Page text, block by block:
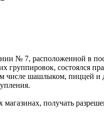
№ 7, расположенной в
группировок, состоялся
числе шашлыком, пиццей и
получать